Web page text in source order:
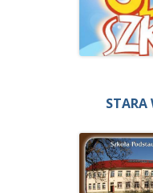
STARA